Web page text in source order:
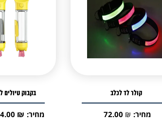
קולר לד לכלב
מחיר: 72.00 ₪
בקבוק טיולים
מחיר: ₪